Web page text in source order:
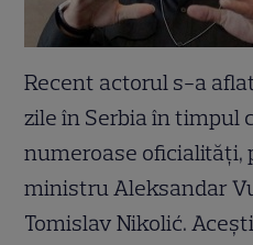
Recent actorul s-a
zile în Serbia în timpul
numeroase oficialități,
ministru Aleksandar
Tomislav Nikolić.